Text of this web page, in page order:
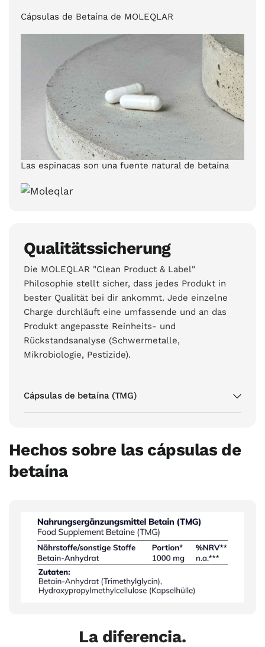
Cápsulas de Betaína de MOLEQLAR
Las espinacas son una fuente natural de betaína
Qualitätssicherung
Die MOLEQLAR "Clean Product & Label"
Philosophie stellt sicher, dass jedes Produkt in
bester Qualität bei dir ankommt. Jede einzelne
Charge durchläuft eine umfassende und an das
Produkt angepasste Reinheits- und
Rückstandsanalyse (Schwermetalle,
Mikrobiologie, Pestizide).
Cápsulas de betaína (TMG)
Hechos sobre las cápsulas de
betaína
La diferencia.